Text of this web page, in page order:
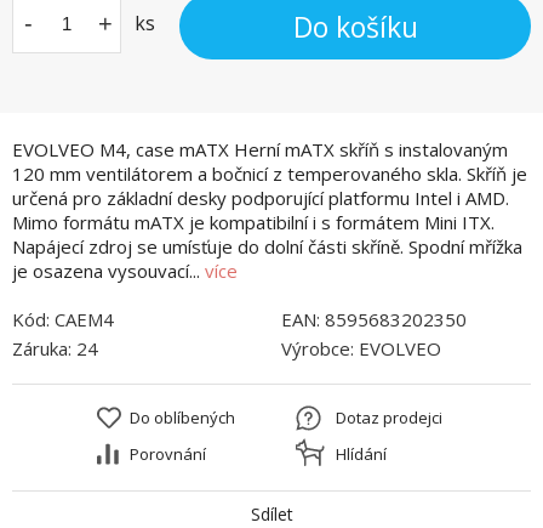
EVOLVEO M4, case mATX Herní mATX skříň s instalovaným
120 mm ventilátorem a bočnicí z temperovaného skla. Skříň je
určená pro základní desky podporující platformu Intel i AMD.
Mimo formátu mATX je kompatibilní i s formátem Mini ITX.
Napájecí zdroj se umísťuje do dolní části skříně. Spodní mřížka
je osazena vysouvací... více
- + ks Do košíku
Kód: CAEM4 EAN: 8595683202350
Záruka: 24 Výrobce: EVOLVEO
Do oblíbených
Porovnání
Dotaz prodejci
Hlídání
Sdílet